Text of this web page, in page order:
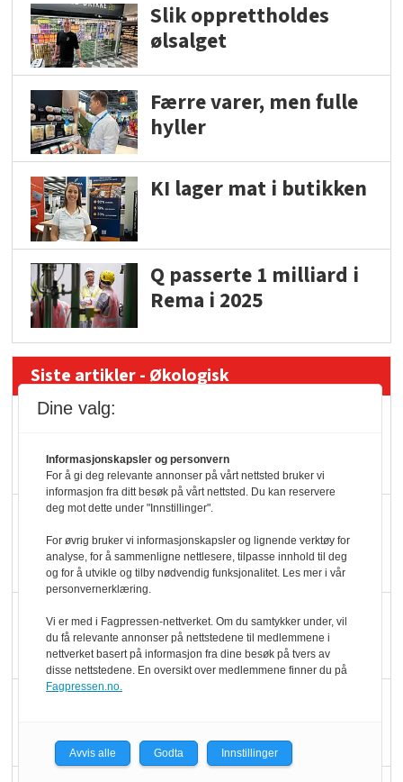
Slik opprettholdes
ølsalget
Færre varer, men fulle
hyller
KI lager mat i butikken
Q passerte 1 milliard i
Rema i 2025
Siste artikler - Økologisk
melkemangel
Marit Kolby vant
Økologisk Norge sin
hederspris
Blir enklere å velge
økologisk i butikkhylla
Dine valg:
Informasjonskapsler og personvern
For å gi deg relevante annonser på vårt nettsted bruker vi
informasjon fra ditt besøk på vårt nettsted. Du kan reservere
deg mot dette under "Innstillinger".
For øvrig bruker vi informasjonskapsler og lignende verktøy for
analyse, for å sammenligne nettlesere, tilpasse innhold til deg
og for å utvikle og tilby nødvendig funksjonalitet. Les mer i vår
personvernerklæring.
Vi er med i Fagpressen-nettverket. Om du samtykker under, vil
du få relevante annonser på nettstedene til medlemmene i
nettverket basert på informasjon fra dine besøk på tvers av
disse nettstedene. En oversikt over medlemmene finner du på
Fagpressen.no.
Avvis alle Godta Innstillinger